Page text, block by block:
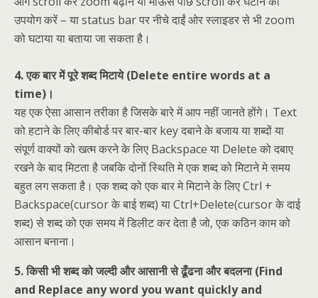
उपयोग करें – या status bar पर नीचे दाईं ओर स्लाइडर से भी zoom
को घटाया या बताया जा सकता है।
4. एक बार में पूरे शब्द मिटाये (Delete entire words at a
time)।
यह एक ऐसा आसान तरीका है जिसके बारे में आप नहीं जानते होंगे। Text
को हटाने के लिए कीबोर्ड पर बार-बार key दबाने के बजाय या शब्दों या
संपूर्ण वाक्यों को खत्म करने के लिए Backspace या Delete को दबाए
रखने के बाद मिटता है जबकि दोनों स्थिति मे एक शब्द को मिटाने मे समय
बहुत लग सकता है। एक शब्द को एक बार मे मिटाने के लिए Ctrl +
Backspace(cursor के बाई शब्द) या Ctrl+Delete(cursor के दाई
शब्द) से शब्द को एक समय में डिलीट कर देता है जो, एक कठिन काम को
आसान बनाना।
5. किसी भी शब्द को जल्दी और आसानी से ढूँढना और बदलना (Find
and Replace any word you want quickly and